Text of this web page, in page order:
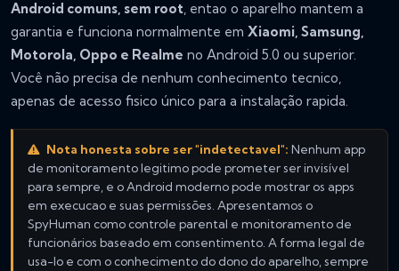
Android comuns, sem root, entao o aparelho mantem a
garantia e funciona normalmente em Xiaomi, Samsung,
Motorola, Oppo e Realme no Android 5.0 ou superior.
Você não precisa de nenhum conhecimento tecnico,
apenas de acesso fisico único para a instalação rapida.
Nota honesta sobre ser "indetectavel": Nenhum app
de monitoramento legitimo pode prometer ser invisível
para sempre, e o Android moderno pode mostrar os apps
em execucao e suas permissões. Apresentamos o
SpyHuman como controle parental e monitoramento de
funcionários baseado em consentimento. A forma legal de
usa-lo e com o conhecimento do dono do aparelho, sempre